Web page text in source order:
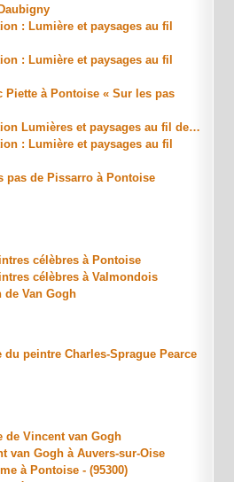
: Lumière et paysages au fil
: Lumière et paysages au fil
Piette à Pontoise « Sur les pas
Lumières et paysages au fil de…
: Lumière et paysages au fil
pas de Pissarro à Pontoise
célèbres à Pontoise
célèbres à Valmondois
de Van Gogh
du peintre Charles-Sprague Pearce
de Vincent van Gogh
van Gogh à Auvers-sur-Oise
à Pontoise - (95300)